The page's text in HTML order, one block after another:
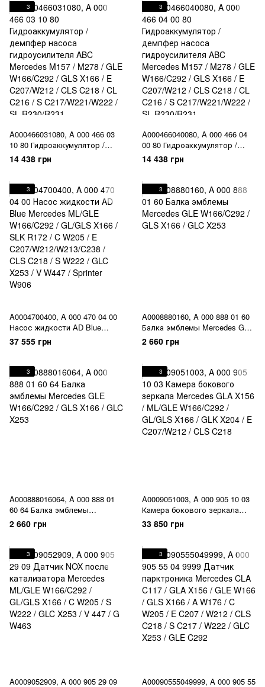
C207/W212 / CLS C218 / CL
C216 / S C217/W221/W222 / SL
R230/R231
3
A000466031080, A 000 466 03
10 80 Гидроаккумулятор /
демпфер насоса
гидроусилителя ABC Mercedes
/ GLS X166 / E C207/W212 /
CLS C218 / CL C216 / S
C217/W221/W222 / SL
R230/R231
14 438 грн
3
A000466040080, A 000 466 04
00 80 Гидроаккумулятор /
демпфер насоса
гидроусилителя ABC Mercedes
/ GLS X166 / E C207/W212 /
CLS C218 / CL C216 / S
C217/W221/W222 / SL
R230/R231
14 438 грн
3
A0004700400, A 000 470 04 00
Насос жидкости AD Blue
Mercedes ML/GLE W166/C292 /
GL/GLS X166 / SLK R172 / C
C207/W212/W213/C238 / CLS
C218 / S W222 / GLC X253 / V
W447 / Sprinter W906
37 555 грн
3
A0008880160, A 000 888 01 60
Балка эмблемы Mercedes GLE
W166/C292 / GLS X166 / GLC
X253
2 660 грн
3
A000888016064, A 000 888 01
60 64 Балка эмблемы
Mercedes GLE W166/C292 /
GLS X166 / GLC X253
2 660 грн
3
A0009051003, A 000 905 10 03
Камера бокового зеркала
Mercedes GLA X156 / ML/GLE
W166/C292 / GL/GLS X166 /
C218
33 850 грн
3
A0009052909, A 000 905 29 09
3
A00090555049999, A 000 905 55